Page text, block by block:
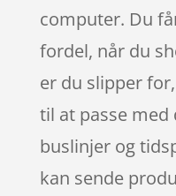
computer. Du
fordel, når du
er du slipper
til at passe med
buslinjer og
kan sende